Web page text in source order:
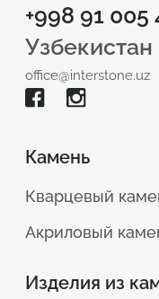
+998 91 005
Узбекистан
office@interstone.uz
Камень
Кварцевый
Акриловый
Изделия из